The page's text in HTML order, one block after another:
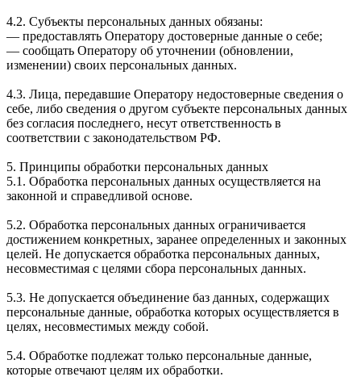
4.2. Субъекты персональных данных обязаны:
— предоставлять Оператору достоверные данные о себе;
— сообщать Оператору об уточнении (обновлении,
изменении) своих персональных данных.
4.3. Лица, передавшие Оператору недостоверные сведения о
себе, либо сведения о другом субъекте персональных данных
без согласия последнего, несут ответственность в
соответствии с законодательством РФ.
5. Принципы обработки персональных данных
5.1. Обработка персональных данных осуществляется на
законной и справедливой основе.
5.2. Обработка персональных данных ограничивается
достижением конкретных, заранее определенных и законных
целей. Не допускается обработка персональных данных,
несовместимая с целями сбора персональных данных.
5.3. Не допускается объединение баз данных, содержащих
персональные данные, обработка которых осуществляется в
целях, несовместимых между собой.
5.4. Обработке подлежат только персональные данные,
которые отвечают целям их обработки.